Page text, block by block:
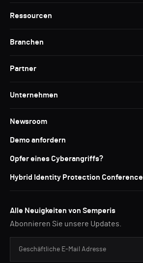
Ressourcen
Branchen
Partner
Unternehmen
Newsroom
Demo anfordern
Opfer eines Cyberangriffs?
Hybrid Identity Protection Conference
Alle Neuigkeiten von Semperis
Abonnieren Sie unsere Updates.